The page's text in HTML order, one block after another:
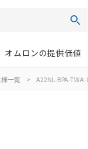
オムロンの提供価値
一覧 > A22NL-BPA-